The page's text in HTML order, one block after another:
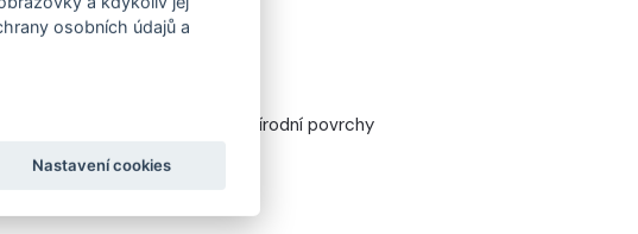
lesní stezky, šotolinu, kořeny i přírodní povrchy
osobních údajů a
Nastavení cookies